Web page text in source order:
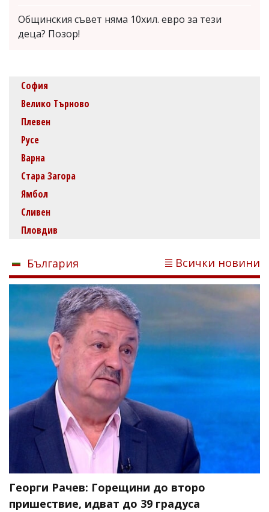
Общинския съвет няма 10хил. евро за тези
деца? Позор!
София
Велико Търново
Плевен
Русе
Варна
Стара Загора
Ямбол
Сливен
Пловдив
България Всички новини
Георги Рачев: Горещини до второ
пришествие, идват до 39 градуса